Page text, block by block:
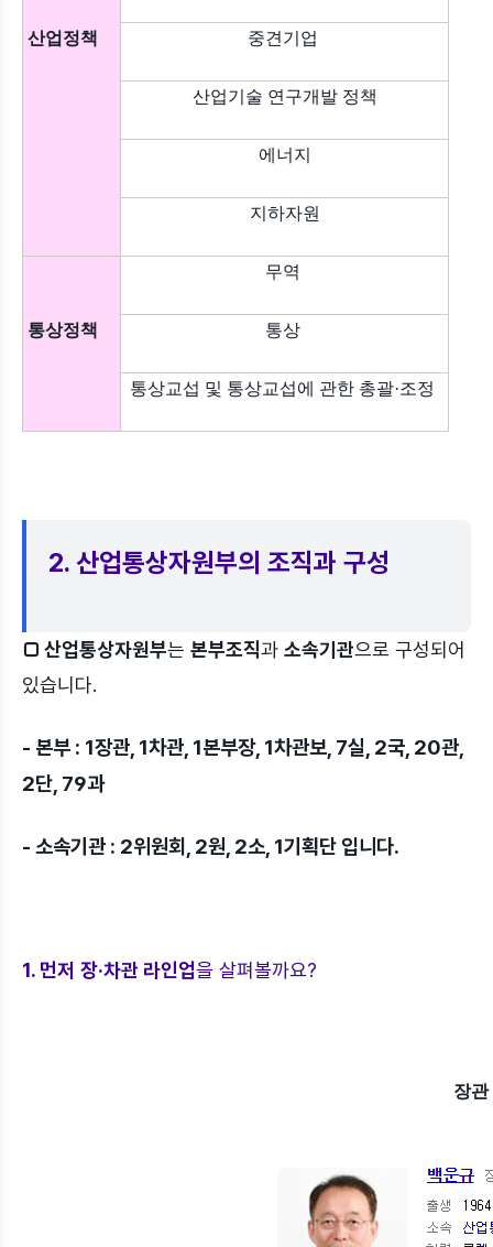
산업정책 중견기업
산업기술 연구개발 정책
에너지
지하자원
통상정책
무역
통상
통상교섭 및 통상교섭에 관한 총괄·조정
2. 산업통상자원부의 조직과 구성
□ 산업통상자원부는 본부조직과 소속기관으로 구성되어
있습니다.
- 본부 : 1장관, 1차관, 1본부장, 1차관보, 7실, 2국, 20관,
2단, 79과
- 소속기관 : 2위원회, 2원, 2소, 1기획단 입니다.
1. 먼저 장·차관 라인업을 살펴볼까요?
장관